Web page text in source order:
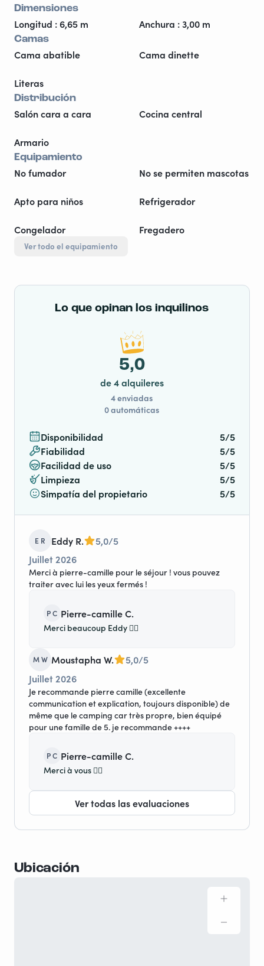
Dimensiones
Longitud : 6,65 m Anchura : 3,00 m
Camas
Cama abatible Cama dinette
Literas
Distribución
Salón cara a cara Cocina central
Armario
Equipamiento
No fumador No se permiten mascotas
Apto para niños Refrigerador
Congelador Fregadero
Ver todo el equipamiento
Lo que opinan los inquilinos
Disponibilidad
5/5
Fiabilidad
5/5
Facilidad de uso
5/5
Limpieza
5/5
Simpatía del propietario
5/5
5,0
de 4 alquileres
4 enviadas
0 automáticas
E R Eddy R.
5,0/5
Juillet 2026
Merci à pierre-camille pour le séjour ! vous pouvez
traiter avec lui les yeux fermés !
P C Pierre-camille C.
Merci beaucoup Eddy 👍🏻
M W Moustapha W.
5,0/5
Juillet 2026
Je recommande pierre camille (excellente
communication et explication, toujours disponible) de
même que le camping car très propre, bien équipé
pour une famille de 5. je recommande ++++
P C Pierre-camille C.
Merci à vous 👍🏻
Ver todas las evaluaciones
Ubicación